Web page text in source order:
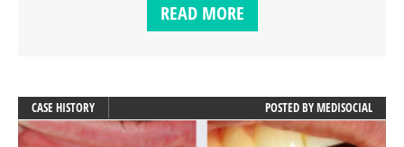
READ MORE
CASE HISTORY POSTED BYMEDISOCIAL